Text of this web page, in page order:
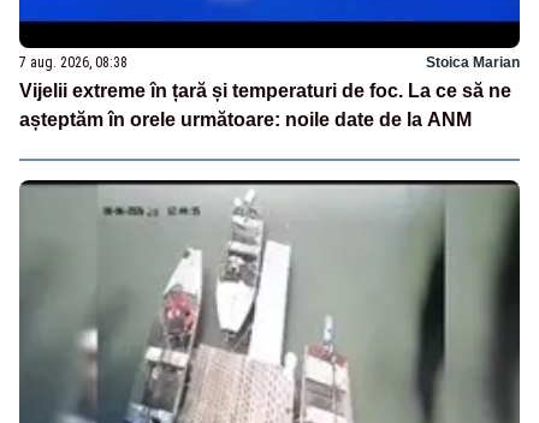
7 aug. 2026, 08:38 Stoica Marian
Vijelii extreme în țară și temperaturi de foc. La ce să ne
așteptăm în orele următoare: noile date de la ANM